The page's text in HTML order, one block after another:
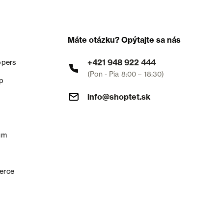
Máte otázku? Opýtajte sa nás
+421 948 922 444
(Pon - Pia 8:00 – 18:30)
info@shoptet.sk